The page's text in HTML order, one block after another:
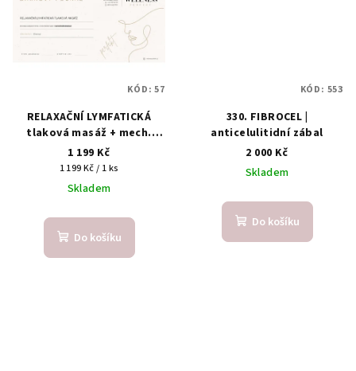
RELAXAČNÍ LYMFATICKÁ
tlaková masáž + mech.
lymfodrenáž (90 minut)
1 199 Kč
Měrná
cena:
1 199 Kč / 1 ks
Skladem
Do košíku
KÓD:57
330. FIBROCEL |
anticelulitidní zábal
2 000 Kč
Skladem
Do košíku
KÓD: 553